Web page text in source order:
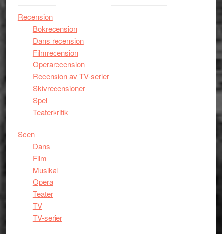
Recension
Bokrecension
Dans recension
Filmrecension
Operarecension
Recension av TV-serier
Skivrecensioner
Spel
Teaterkritik
Scen
Dans
Film
Musikal
Opera
Teater
TV
TV-serier